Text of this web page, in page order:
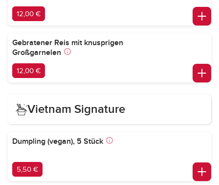
12,00 €
Gebratener Reis mit knusprigen
Großgarnelen
12,00 €
Vietnam Signature
Dumpling (vegan), 5 Stück
5,50 €